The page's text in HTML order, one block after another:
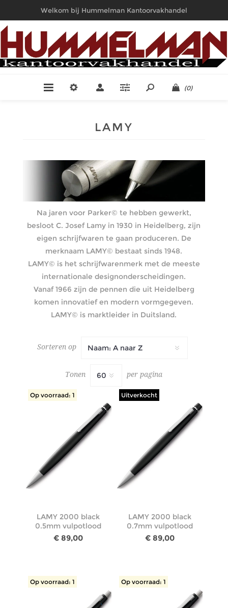
Welkom bij Hummelman Kantoorvakhandel
(0)
LAMY
Na jaren voor Parker© te hebben gewerkt,
besloot C. Josef Lamy in 1930 in Heidelberg, zijn
eigen schrijfwaren te gaan produceren. De
merknaam LAMY© bestaat sinds 1948.
LAMY© is het schrijfwarenmerk met de meeste
internationale designonderscheidingen.
Vanaf 1966 zijn de pennen die uit Heidelberg
komen innovatief en modern vormgegeven.
LAMY© is marktleider in Duitsland.
Sorteren op
Tonen per pagina
Op voorraad: 1
LAMY 2000 black
0.5mm vulpotlood
€ 89,00
Uitverkocht
LAMY 2000 black
0.7mm vulpotlood
€ 89,00
Op voorraad: 1 Op voorraad: 1